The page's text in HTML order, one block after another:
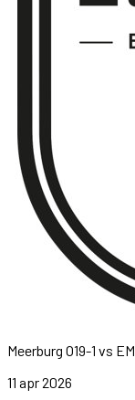
Meerburg O19-1 vs
11 apr 2026